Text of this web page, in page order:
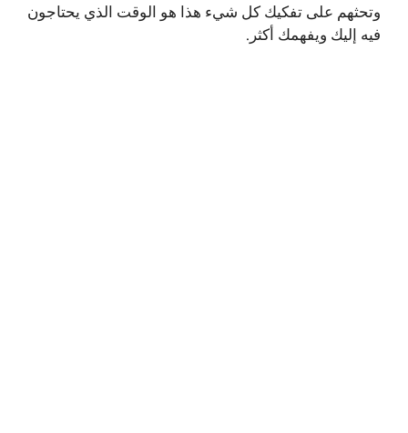
وتحثهم على تفكيك كل شيء هذا هو الوقت الذي يحتاجون
فيه إليك ويفهمك أكثر.